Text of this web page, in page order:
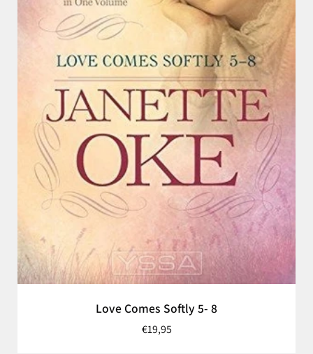
Love Comes Softly 5- 8
€19,95